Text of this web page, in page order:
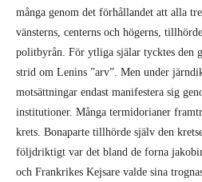
många genom det förhållandet att alla
vänsterns, centerns och högerns,
politbyrån. För ytliga själar tycktes den
strid om Lenins ”arv”. Men under
motsättningar endast manifestera sig
institutioner. Många termidorianer
krets. Bonaparte tillhörde själv den
följdriktigt var det bland de forna
och Frankrikes Kejsare valde sina